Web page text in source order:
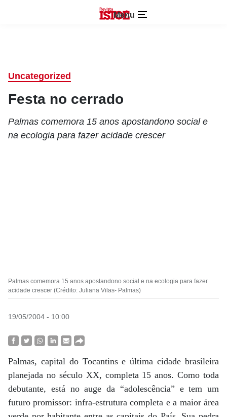
Menu
Uncategorized
Festa no cerrado
Palmas comemora 15 anos apostandono social e
na ecologia para fazer acidade crescer
Palmas comemora 15 anos apostandono social e na ecologia para fazer
acidade crescer (Crédito: Juliana Vilas- Palmas)
19/05/2004 - 10:00
Palmas, capital do Tocantins e última cidade brasileira
planejada no século XX, completa 15 anos. Como toda
debutante, está no auge da “adolescência” e tem um
futuro promissor: infra-estrutura completa e a maior área